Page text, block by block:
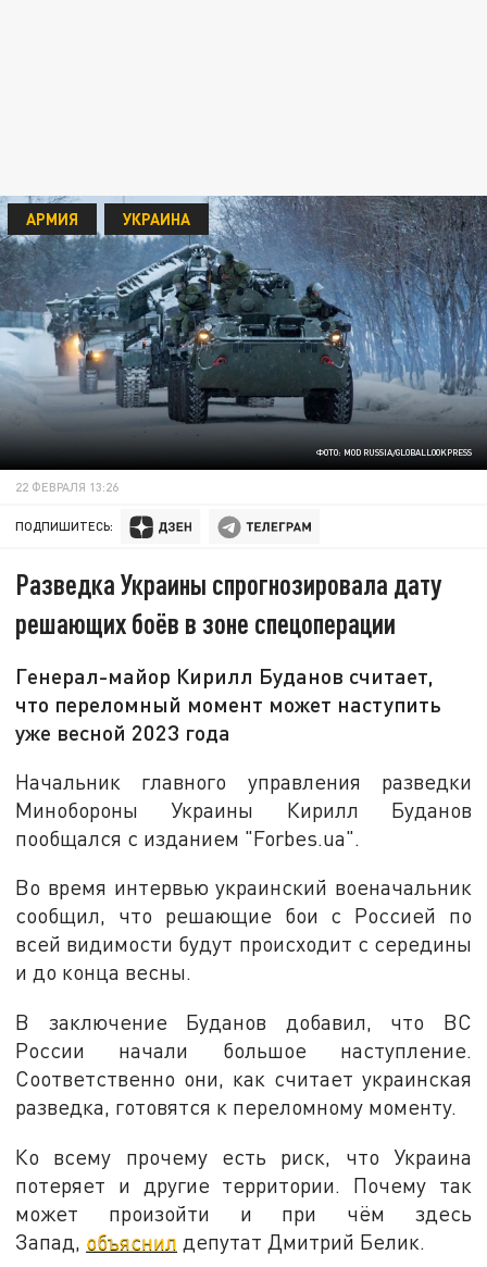
ФОТО: MOD RUSSIA/GLOBALLOOKPRESS
АРМИЯ УКРАИНА
22 ФЕВРАЛЯ 13:26
ПОДПИШИТЕСЬ:
Разведка Украины спрогнозировала дату
решающих боёв в зоне спецоперации
Генерал-майор Кирилл Буданов считает,
что переломный момент может наступить
уже весной 2023 года
Начальник главного управления разведки
Минобороны Украины Кирилл Буданов
пообщался с изданием "Forbes.ua".
Во время интервью украинский военачальник
сообщил, что решающие бои с Россией по
всей видимости будут происходит с середины
и до конца весны.
В заключение Буданов добавил, что ВС
России начали большое наступление.
Соответственно они, как считает украинская
разведка, готовятся к переломному моменту.
Ко всему прочему есть риск, что Украина
потеряет и другие территории. Почему так
может произойти и при чём здесь
Запад, объяснил депутат Дмитрий Белик.